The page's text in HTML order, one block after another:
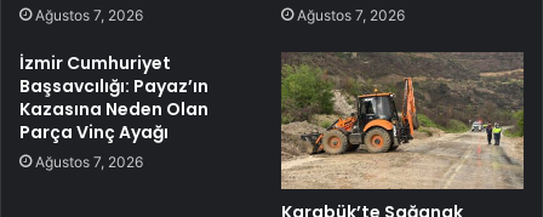
Ağustos 7, 2026 Ağustos 7, 2026
İzmir Cumhuriyet
Başsavcılığı: Payaz’ın
Kazasına Neden Olan
Parça Vinç Ayağı
Ağustos 7, 2026